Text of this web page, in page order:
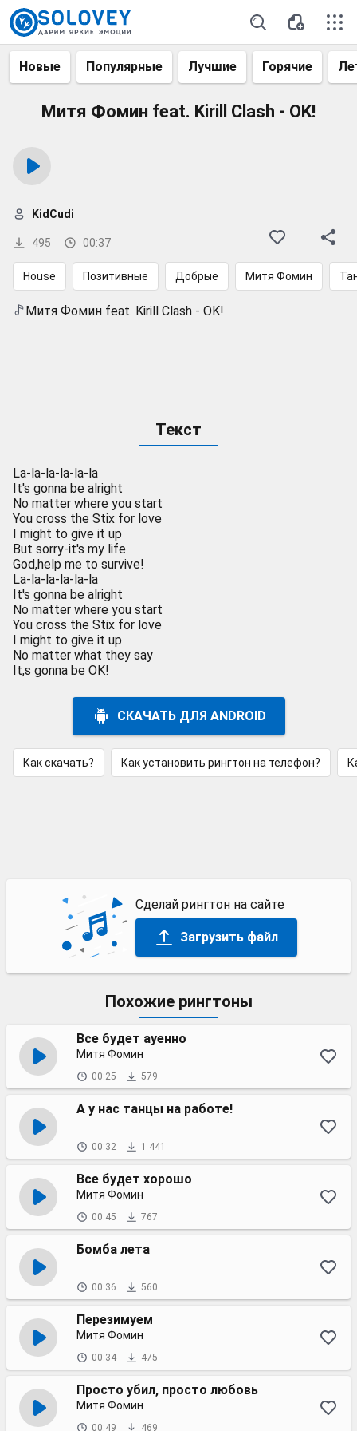
Новые Популярные Лучшие Горячие
Митя Фомин feat. Kirill Clash - OK!
495 00:37
KidCudi
House Позитивные Добрые Митя Фомин
Митя Фомин feat. Kirill Clash - OK!
Текст
La-la-la-la-la-la
It's gonna be alright
No matter where you start
You cross the Stix for love
I might to give it up
But sorry-it's my life
God,help me to survive!
La-la-la-la-la-la
It's gonna be alright
No matter where you start
You cross the Stix for love
I might to give it up
No matter what they say
It,s gonna be OK!
СКАЧАТЬ ДЛЯ ANDROID
Как скачать? Как установить рингтон на телефон?
Сделай рингтон на сайте
Загрузить файл
Похожие рингтоны
Все будет ауенно
Митя Фомин
00:25 579
А у нас танцы на работе!
00:32 1 441
Все будет хорошо
Митя Фомин
00:45 767
Бомба лета
00:36 560
Перезимуем
Митя Фомин
00:34 475
Просто убил, просто любовь
Митя Фомин
00:49 469